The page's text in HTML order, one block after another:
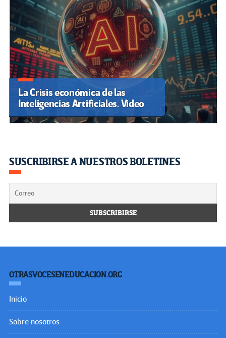
La Crisis económica de las
Inteligencias Artificiales. Video
SUSCRIBIRSE A NUESTROS BOLETINES
OTRASVOCESENEDUCACION.ORG
Inicio
Sobre nosotros